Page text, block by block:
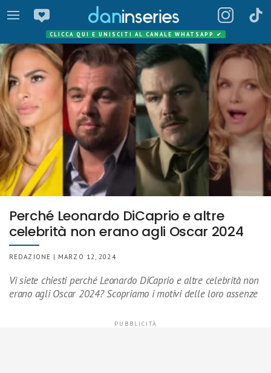
CLICCA QUI E UNISCITI AL CANALE WHATSAPP ✔
Perché Leonardo DiCaprio e altre
celebrità non erano agli Oscar 2024
REDAZIONE | MARZO 12, 2024
Vi siete chiesti perché Leonardo DiCaprio e altre celebrità non
erano agli Oscar 2024? Scopriamo i motivi delle loro assenze